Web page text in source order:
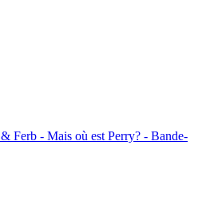
Ferb - Mais où est Perry? - Bande-